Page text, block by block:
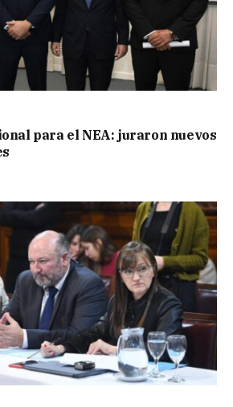
para el NEA: juraron nuevos